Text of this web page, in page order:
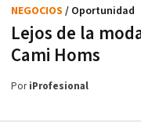
Lejos de la
Cami Homs
NEGOCIOS / Oportunidad
PoriProfesional